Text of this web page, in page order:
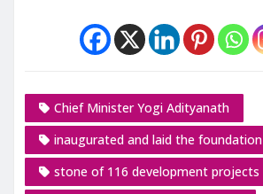
Chief Minister Yogi Adityanath
inaugurated and laid the foundation
stone of 116 development projects